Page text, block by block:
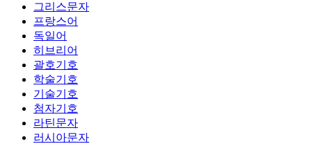
그리스문자
프랑스어
독일어
히브리어
괄호기호
학술기호
기술기호
첨자기호
라틴문자
러시아문자